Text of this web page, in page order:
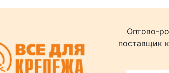
Оптово-
поставщик